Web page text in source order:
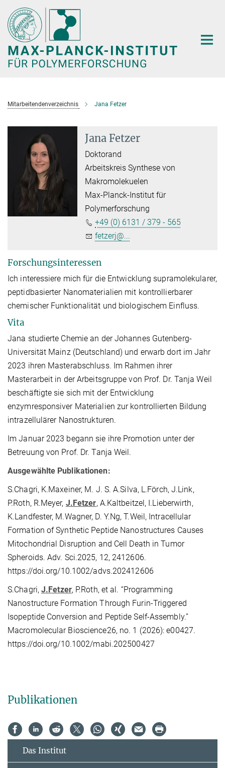
Hauptinhalt
Mitarbeitendenverzeichnis Jana Fetzer
Jana Fetzer
Doktorand
Arbeitskreis Synthese von
Makromolekuelen
Max-Planck-Institut für
Polymerforschung
+49 (0) 6131 / 379 - 565
fetzerj@...
Forschungsinteressen
Ich interessiere mich für die Entwicklung supramolekularer,
peptidbasierter Nanomaterialien mit kontrollierbarer
chemischer Funktionalität und biologischem Einfluss.
Vita
Jana studierte Chemie an der Johannes Gutenberg-
Universität Mainz (Deutschland) und erwarb dort im Jahr
2023 ihren Masterabschluss. Im Rahmen ihrer
Masterarbeit in der Arbeitsgruppe von Prof. Dr. Tanja Weil
beschäftigte sie sich mit der Entwicklung
enzymresponsiver Materialien zur kontrollierten Bildung
intrazellulärer Nanostrukturen.
Im Januar 2023 begann sie ihre Promotion unter der
Betreuung von Prof. Dr. Tanja Weil.
Ausgewählte Publikationen:
S.Chagri, K.Maxeiner, M. J. S. A.Silva, L.Förch, J.Link,
P.Roth, R.Meyer, J.Fetzer, A.Kaltbeitzel, I.Lieberwirth,
K.Landfester, M.Wagner, D. Y.Ng, T.Weil, Intracellular
Formation of Synthetic Peptide Nanostructures Causes
Mitochondrial Disruption and Cell Death in Tumor
Spheroids. Adv. Sci.2025, 12, 2412606.
https://doi.org/10.1002/advs.202412606
S.Chagri, J.Fetzer, P.Roth, et al. “Programming
Nanostructure Formation Through Furin-Triggered
Isopeptide Conversion and Peptide Self-Assembly.”
Macromolecular Bioscience26, no. 1 (2026): e00427.
https://doi.org/10.1002/mabi.202500427
Publikationen
Das Institut